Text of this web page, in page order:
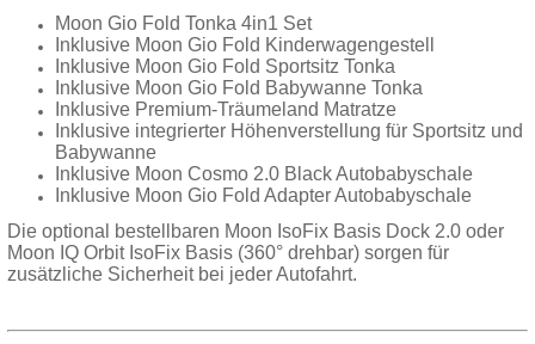
Moon Gio Fold Tonka 4in1 Set
Inklusive Moon Gio Fold Kinderwagengestell
Inklusive Moon Gio Fold Sportsitz Tonka
Inklusive Moon Gio Fold Babywanne Tonka
Inklusive Premium-Träumeland Matratze
Inklusive integrierter Höhenverstellung für Sportsitz und
Babywanne
Inklusive Moon Cosmo 2.0 Black Autobabyschale
Inklusive Moon Gio Fold Adapter Autobabyschale
Die optional bestellbaren Moon IsoFix Basis Dock 2.0 oder
Moon IQ Orbit IsoFix Basis (360° drehbar) sorgen für
zusätzliche Sicherheit bei jeder Autofahrt.